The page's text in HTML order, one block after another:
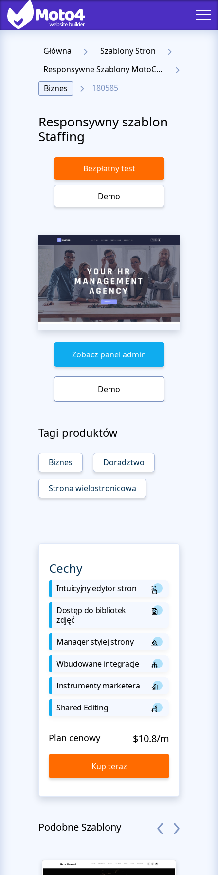
Główna
Szablony Stron
Responsywne Szablony MotoCMS 3
Biznes
180585
Responsywny szablon
Staffing
Bezpłatny test
Demo
Zobacz panel admin
Demo
Tagi produktów
Biznes Doradztwo
Strona wielostronicowa
Cechy
Intuicyjny edytor stron
Dostęp do biblioteki
zdjęć
Manager stylej strony
Wbudowane integracje
Instrumenty marketera
Shared Editing
Plan cenowy $10.8/m
Kup teraz
Podobne Szablony